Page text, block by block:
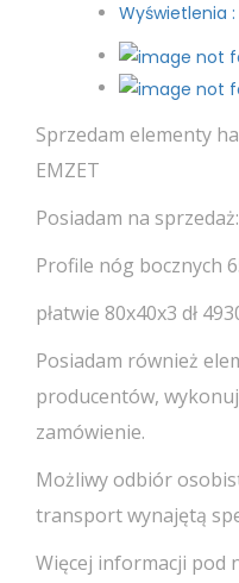
Wyświetlenia :
Sprzedam elementy
EMZET
Posiadam na sprzedaż:
Profile nóg bocznych
płatwie 80x40x3 dł
Posiadam również
producentów,
zamówienie.
Możliwy odbiór
transport wynajętą
Więcej informacji pod